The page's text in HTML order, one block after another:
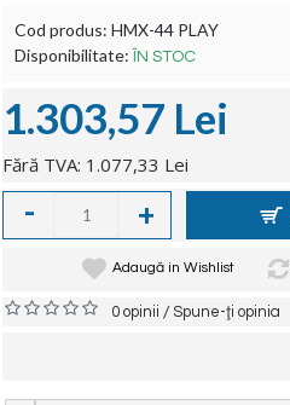
Cod produs: HMX-44 PLAY
Disponibilitate: ÎN STOC
1.303,57 Lei
Fără TVA: 1.077,33 Lei
- +
Adaugă in Wishlist
0 opinii /Spune-ţi opinia